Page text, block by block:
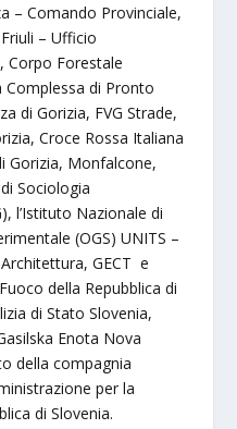
– Comando Provinciale,
– Ufficio
Corpo Forestale
Complessa di Pronto
di Gorizia, FVG Strade,
Croce Rossa Italiana
Gorizia, Monfalcone,
Sociologia
l’Istituto Nazionale di
(OGS) UNITS –
GECT e
della Repubblica di
di Stato Slovenia,
Enota Nova
della compagnia
per la
di Slovenia.